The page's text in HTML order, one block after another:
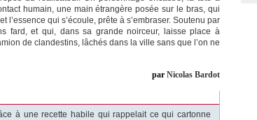
humain, une main étrangère posée sur le bras, qui
l’essence qui s’écoule, prête à s’embraser. Soutenu par
fard, et qui, dans sa grande noirceur, laisse place à
de clandestins, lâchés dans la ville sans que l’on ne
par Nicolas Bardot
à une recette habile qui rappelait ce qui cartonne